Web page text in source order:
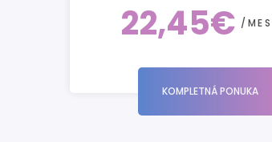
22,45€ /
KOMPLETNÁ PONUKA